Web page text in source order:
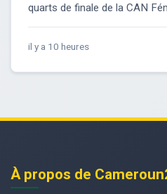
quarts de finale de la CAN
il y a 10 heures
À propos de